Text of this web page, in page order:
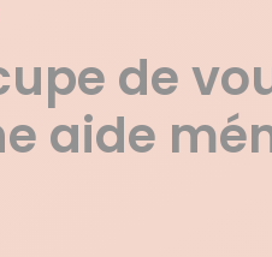
de
aide